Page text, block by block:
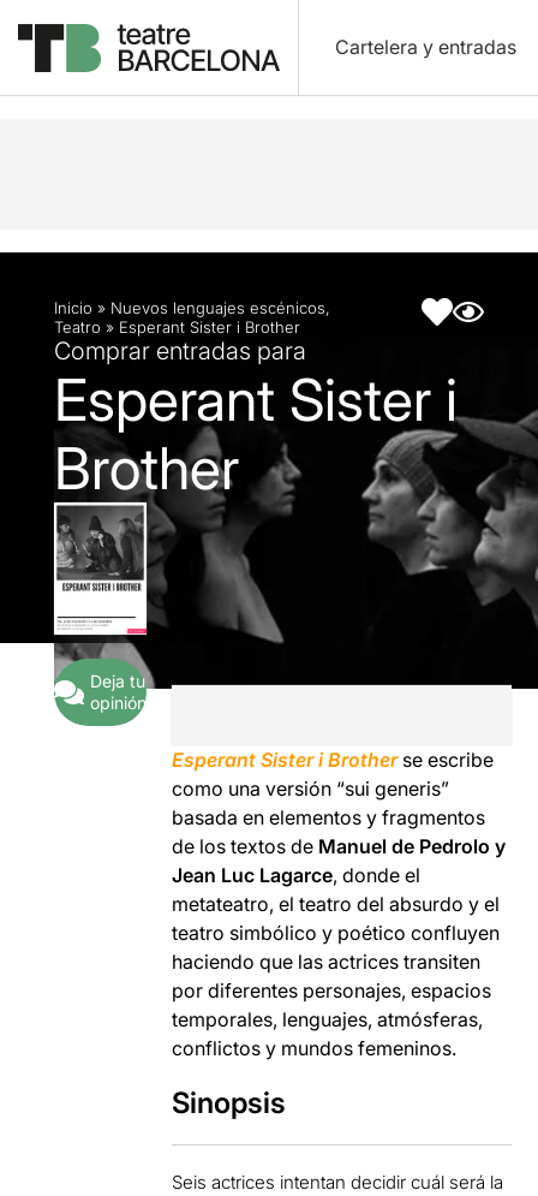
Cartelera y entradas
Descripción Ficha artística
Inicio » Nuevos lenguajes escénicos,
Teatro » Esperant Sister i Brother
Comprar entradas para
Esperant Sister i
Brother
Deja tu
opinión
Esperant Sister i Brotherse escribe
como una versión “sui generis”
basada en elementos y fragmentos
de los textos de Manuel de Pedrolo y
Jean Luc Lagarce, donde el
metateatro, el teatro del absurdo y el
teatro simbólico y poético confluyen
haciendo que las actrices transiten
por diferentes personajes, espacios
temporales, lenguajes, atmósferas,
conflictos y mundos femeninos.
Sinopsis
Seis actrices intentan decidir cuál será la